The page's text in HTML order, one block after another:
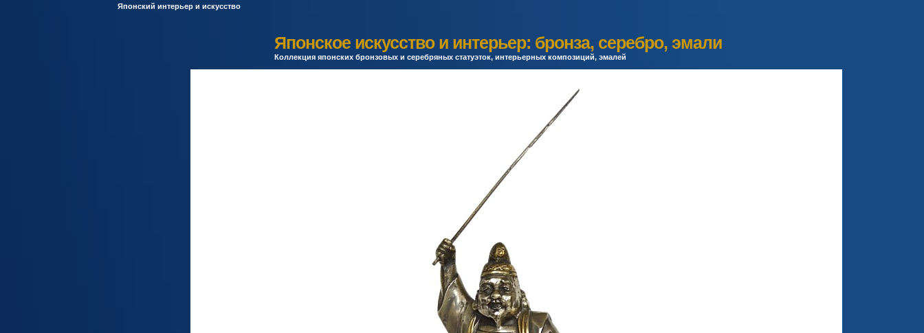
Японское искусство и интерьер: бронза, серебро, эмали
Коллекция японских бронзовых и серебряных статуэток, интерьерных композиций, эмалей
Японский интерьер и искусство